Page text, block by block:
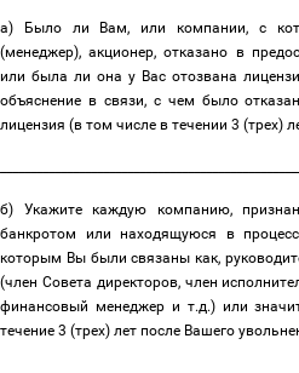
а) Было ли Вам, или компании, с
(менеджер), акционер, отказано в
или была ли она у Вас отозвана
объяснение в связи, с чем было
лицензия (в том числе в течении 3 (трех)
б) Укажите каждую компанию,
банкротом или находящуюся в
которым Вы были связаны как,
(член Совета директоров, член
финансовый менеджер и т.д.) или
течение 3 (трех) лет после Вашего